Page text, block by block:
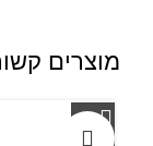
מוצרים